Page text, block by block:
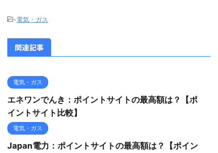
-電気・ガス
関連記事
電気・ガス
エネワンでんき：ポイントサイトの最高額は？【ポ
イントサイト比較】
電気・ガス
Japan電力：ポイントサイトの最高額は？【ポイン